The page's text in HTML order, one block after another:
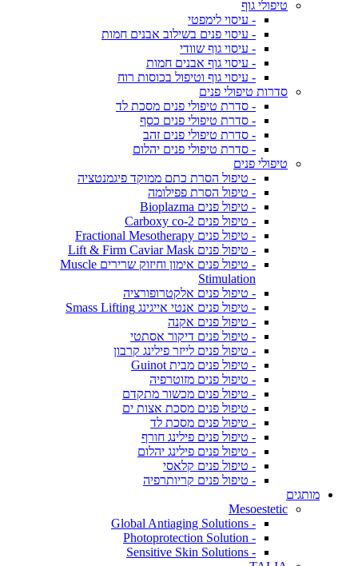
טיפולי גוף
- עיסוי לימפטי
- עיסוי פנים בשילוב אבנים חמות
- עיסוי גוף שוודי
- עיסוי גוף אבנים חמות
- עיסוי גוף וטיפול בכוסות רוח
סדרות טיפולי פנים
- סדרת טיפולי פנים מסכת לד
- סדרת טיפולי פנים כסף
- סדרת טיפולי פנים זהב
- סדרת טיפולי פנים יהלום
טיפולי פנים
- טיפול הסרת כתם ממוקד פיגמנטציה
- טיפול הסרת פפילומה
- טיפול פנים Bioplazma
- טיפול פנים Carboxy co-2
- טיפול פנים Fractional Mesotherapy
- טיפול פנים Lift & Firm Caviar Mask
- טיפול פנים אימון וחיזוק שרירים Muscle
Stimulation
- טיפול פנים אלקטרופורציה
- טיפול פנים אנטי אייגינג Smass Lifting
- טיפול פנים אקנה
- טיפול פנים דיקור אסתטי
- טיפול פנים לייזר פילינג קרבון
- טיפול פנים מבית Guinot
- טיפול פנים מזוטרפיה
- טיפול פנים מכשור מתקדם
- טיפול פנים מסכת אצות ים
- טיפול פנים מסכת לד
- טיפול פנים פילינג חורף
- טיפול פנים פילינג יהלום
- טיפול פנים קלאסי
- טיפול פנים קריותרפיה
מותגים
Mesoestetic
- Global Antiaging Solutions
- Photoprotection Solution
- Sensitive Skin Solutions